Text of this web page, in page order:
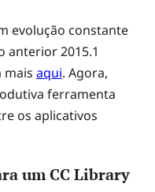
evolução constante
anterior 2015.1
mais aqui. Agora,
ferramenta
os aplicativos
um CC Library